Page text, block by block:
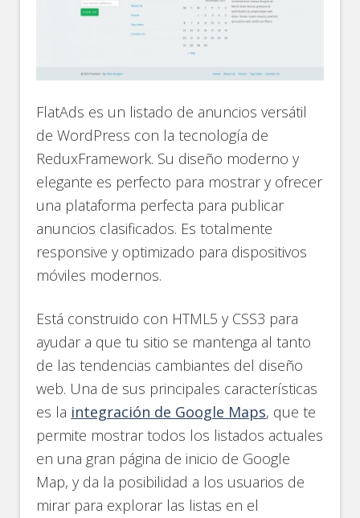
FlatAds es un listado de anuncios versátil
de WordPress con la tecnología de
ReduxFramework. Su diseño moderno y
elegante es perfecto para mostrar y ofrecer
una plataforma perfecta para publicar
anuncios clasificados. Es totalmente
responsive y optimizado para dispositivos
móviles modernos.
Está construido con HTML5 y CSS3 para
ayudar a que tu sitio se mantenga al tanto
de las tendencias cambiantes del diseño
web. Una de sus principales características
es la integración de Google Maps, que te
permite mostrar todos los listados actuales
en una gran página de inicio de Google
Map, y da la posibilidad a los usuarios de
mirar para explorar las listas en el